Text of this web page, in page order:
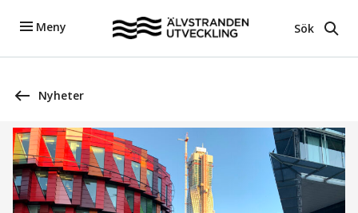
Meny Sök
Nyheter